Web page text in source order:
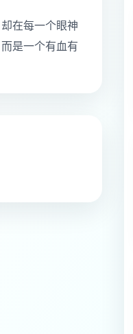
在每一个眼神
是一个有血有